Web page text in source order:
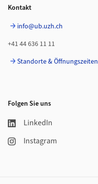
Kontakt
info@ub.uzh.ch
+41 44 636 11 11
Standorte & Öffnungszeiten
Folgen Sie uns
LinkedIn
Instagram